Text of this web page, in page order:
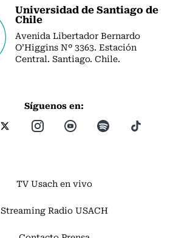
Universidad de Santiago de
Chile
Avenida Libertador Bernardo
O’Higgins Nº 3363. Estación
Central. Santiago. Chile.
Síguenos en:
TV Usach en vivo
Streaming Radio USACH